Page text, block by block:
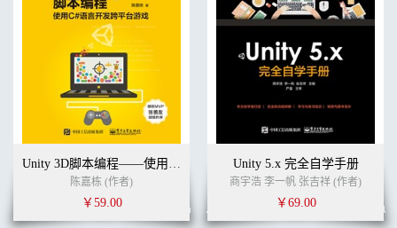
Unity 3D脚本编程——使用C#语言开发跨平台游戏
陈嘉栋 (作者)
￥59.00
Unity 5.x 完全自学手册
商宇浩 李一帆 张吉祥 (作者)
￥69.00